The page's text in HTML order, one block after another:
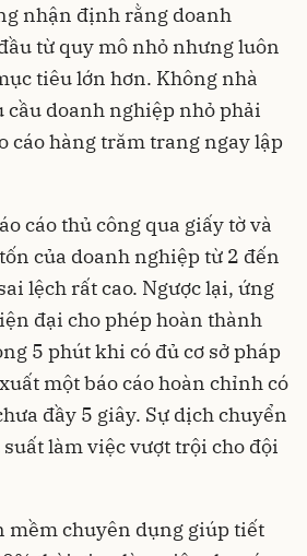
nhận định rằng doanh
từ quy mô nhỏ nhưng luôn
tiêu lớn hơn. Không nhà
cầu doanh nghiệp nhỏ phải
cáo hàng trăm trang ngay lập
cáo thủ công qua giấy tờ và
của doanh nghiệp từ 2 đến
lệch rất cao. Ngược lại, ứng
đại cho phép hoàn thành
5 phút khi có đủ cơ sở pháp
một báo cáo hoàn chỉnh có
đầy 5 giây. Sự dịch chuyển
làm việc vượt trội cho đội
mềm chuyên dụng giúp tiết